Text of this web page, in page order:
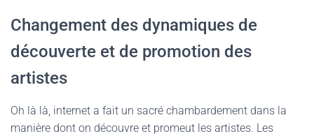
Changement des dynamiques de
découverte et de promotion des
artistes
Oh là là, internet a fait un sacré chambardement dans la
manière dont on découvre et promeut les artistes. Les